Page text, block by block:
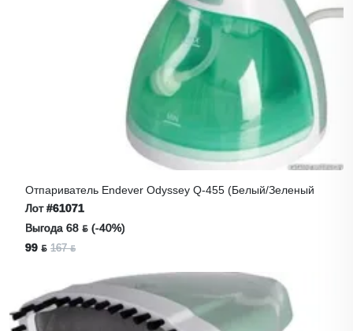
Отпариватель Endever Odyssey Q-455 (белый/зеленый
Лот#61071
Выгода 68 ƃ (-40%)
99 ƃ 167 ƃ